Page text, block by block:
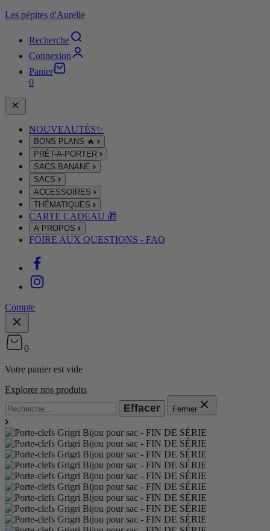
Les pépites d'Aurelie
Recherche
Connexion
Panier
0
NOUVEAUTÉS✨
BONS PLANS 🔥
PRÊT-A-PORTER
SACS BANANE
SACS
ACCESSOIRES
THÉMATIQUES
CARTE CADEAU 🎁
A PROPOS
FOIRE AUX QUESTIONS - FAQ
Compte
0
Votre panier est vide
Explorer nos produits
Effacer Fermer